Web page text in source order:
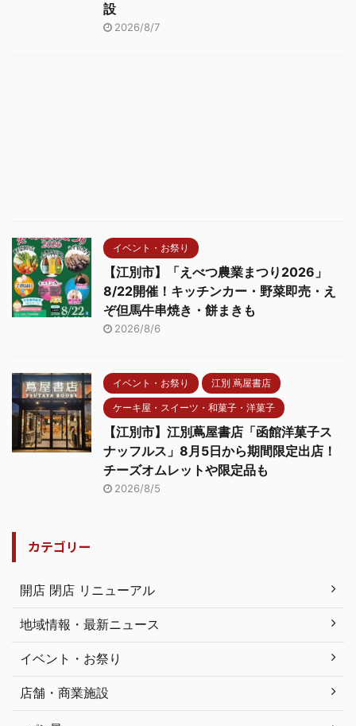
設
2026/8/7
イベント・お祭り
【江別市】「えべつ農業まつり2026」
8/22開催！キッチンカー・野菜即売・え
ぞ但馬牛串焼き・餅まきも
2026/8/6
イベント・お祭り 江別 蔦屋書店
ケーキ屋・スイーツ・和菓子・洋菓子
【江別市】江別蔦屋書店「函館洋菓子ス
ナッフルス」8月5日から期間限定出店！
チーズオムレットや限定品も
2026/8/5
カテゴリー
開店 閉店 リニューアル
地域情報・最新ニュース
イベント・お祭り
店舗・商業施設